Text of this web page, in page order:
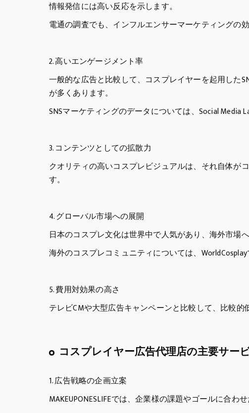
情報発信には高い反応を示します。
電通の調査でも、インフルエンサーマーケティングの
2. 高いエンゲージメント率
一般的な広告と比較して、コスプレイヤーを起用した
が多くあります。
SNSマーケティングのデータについては、Social Media
3. コンテンツとしての拡散力
クオリティの高いコスプレビジュアルは、それ自体が
す。
4. グローバル市場への展開
日本のコスプレ文化は世界中で人気があり、海外市場
海外のコスプレコミュニティについては、WorldCosplay
5. 費用対効果の高さ
テレビCMや大型広告キャンペーンと比較して、比較的
コスプレイヤー広告代理店の主要サー
1. 広告戦略の企画立案
MAKEUPONESLIFEでは、企業様の課題やゴールに合わ